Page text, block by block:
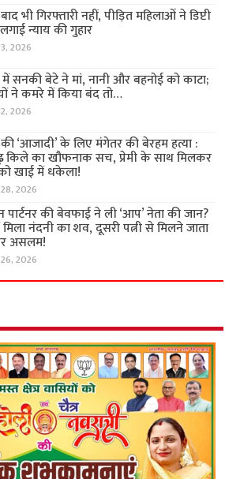
भी गिरफ्तारी नहीं, पीड़ित महिलाओं ने डिप्टी
न्याय की गुहार
2026
सनकी बेटे ने मां, नानी और बहनोई को काटा;
ने कमरे में किया बंद तो…
2026
‘आजादी’ के लिए मंगेतर की बेरहम हत्या :
किले का खौफनाक सच, प्रेमी के साथ मिलकर
खाई में धकेला!
2026
पार्टनर की बेवफाई ने ली ‘आप’ नेता की जान?
नंदनी का शव, दूसरी पत्नी से मिलने जाता
असलम!
2026